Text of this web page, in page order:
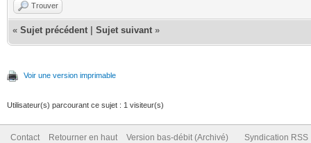
Trouver
« Sujet précédent Sujet suivant »
Voir une version imprimable
Utilisateur(s) parcourant ce sujet : 1 visiteur(s)
Contact Retourner en haut Version bas-débit (Archivé) Syndication RSS